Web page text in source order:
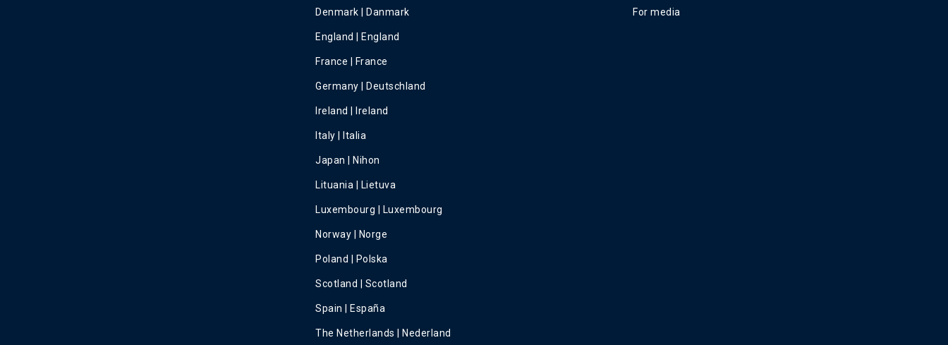
Denmark | Danmark
England | England
France | France
Germany | Deutschland
Ireland | Ireland
Italy | Italia
Japan | Nihon
Lituania | Lietuva
Luxembourg | Luxembourg
Norway | Norge
Poland | Polska
Scotland | Scotland
Spain | España
The Netherlands | Nederland
For media